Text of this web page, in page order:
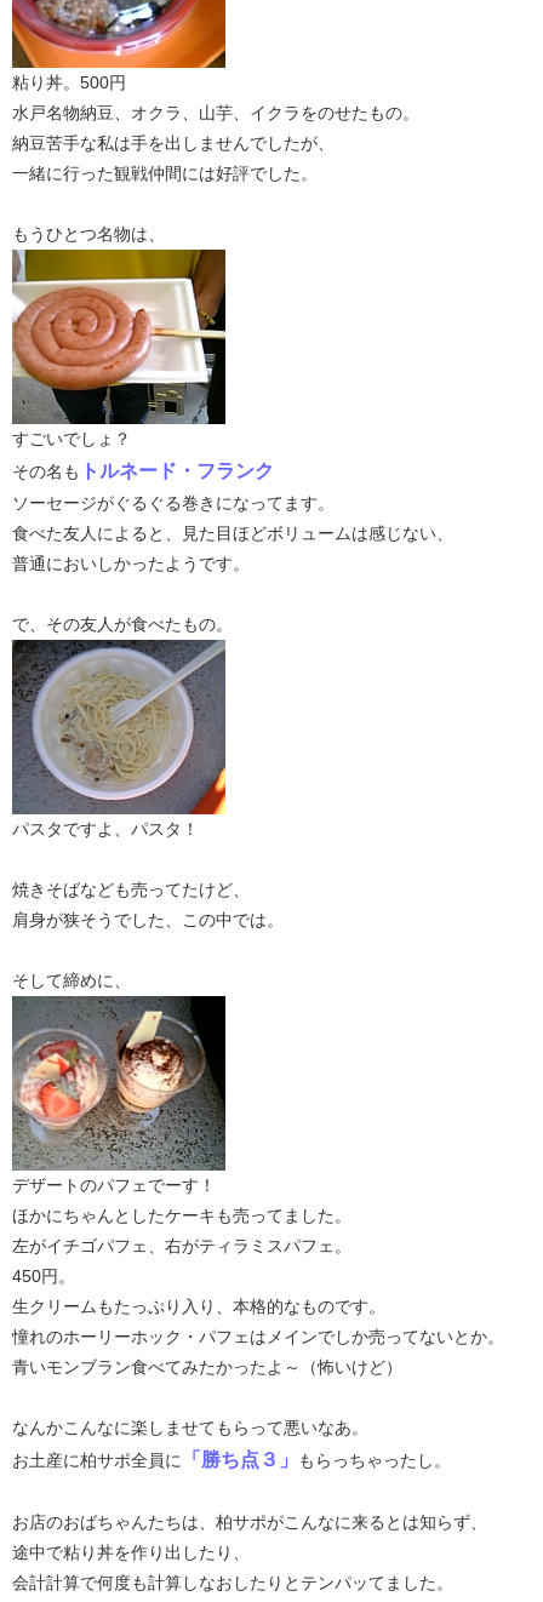
粘り丼。500円
水戸名物納豆、オクラ、山芋、イクラをのせたもの。
納豆苦手な私は手を出しませんでしたが、
一緒に行った観戦仲間には好評でした。
もうひとつ名物は、
すごいでしょ？
その名も トルネード・フランク
ソーセージがぐるぐる巻きになってます。
食べた友人によると、見た目ほどボリュームは感じない、
普通においしかったようです。
で、その友人が食べたもの。
パスタですよ、パスタ！
焼きそばなども売ってたけど、
肩身が狭そうでした、この中では。
そして締めに、
デザートのパフェでーす！
ほかにちゃんとしたケーキも売ってました。
左がイチゴパフェ、右がティラミスパフェ。
450円。
生クリームもたっぷり入り、本格的なものです。
憧れのホーリーホック・パフェはメインでしか売ってないとか。
青いモンブラン食べてみたかったよ～（怖いけど）
なんかこんなに楽しませてもらって悪いなあ。
お土産に柏サポ全員に
「勝ち点３」 もらっちゃったし。
お店のおばちゃんたちは、柏サポがこんなに来るとは知らず、
途中で粘り丼を作り出したり、
会計計算で何度も計算しなおしたりとテンパッてました。